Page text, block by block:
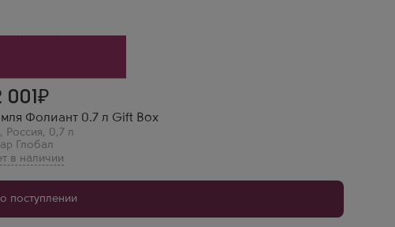
001
Фолиант 0.7 л Gift Box
, Россия, 0,7 л
Глобал
о поступлении